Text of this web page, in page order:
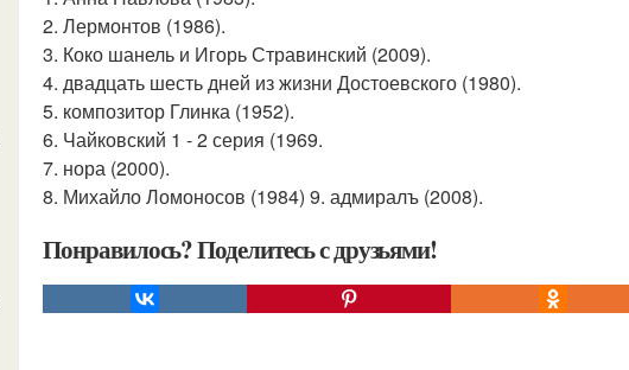
2. Лермонтов (1986).
3. Коко шанель и Игорь Стравинский (2009).
4. двадцать шесть дней из жизни Достоевского (1980).
5. композитор Глинка (1952).
6. Чайковский 1 - 2 серия (1969.
7. нора (2000).
8. Михайло Ломоносов (1984) 9. адмиралъ (2008).
Понравилось? Поделитесь с друзьями!